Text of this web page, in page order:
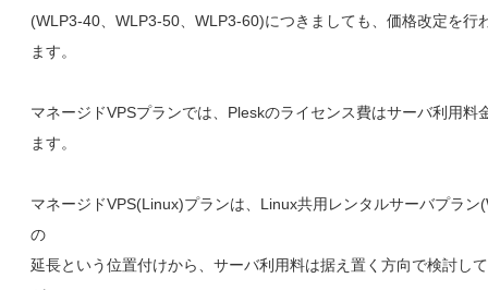
(WLP3-40、WLP3-50、WLP3-60)につきましても、価格改定を行
ます。
マネージドVPSプランでは、Pleskのライセンス費はサーバ利用料
ます。
マネージドVPS(Linux)プランは、Linux共用レンタルサーバプラン
の
延長という位置付けから、サーバ利用料は据え置く方向で検討し